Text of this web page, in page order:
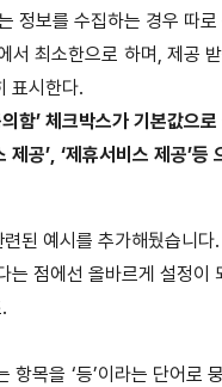
정보를 수집하는 경우 따
서 최소한으로 하며, 제공
표시한다.
함’ 체크박스가 기본값으
제공’, ‘제휴서비스 제공’
된 예시를 추가해뒀습니
는 점에선 올바르게 설정
항목을 ‘등’이라는 단어